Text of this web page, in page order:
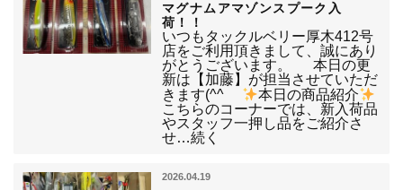
マグナムアマゾンスプーク入
荷！！
いつもタックルベリー厚木412号
店をご利用頂きまして、誠にあり
がとうございます。 本日の更
新は【加藤】が担当させていただ
きます(^^ゞ
本日の商品紹介
こちらのコーナーでは、新入荷品
やスタッフ一押し品をご紹介さ
せ…続く
2026.04.19